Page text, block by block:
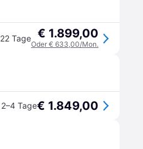
22 Tage € 1.899,00
Oder € 633,00/Mon.
2–4 Tage€ 1.849,00